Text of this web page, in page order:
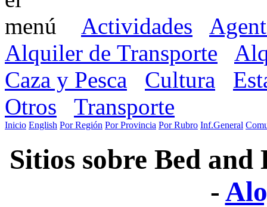
Actividades
Alquiler de Transporte
Caza y Pesca
Cultura
Otros
Transporte
Inicio English Por Región Por Provincia Por Rubro Inf.General
Sitios sobre Bed and
-